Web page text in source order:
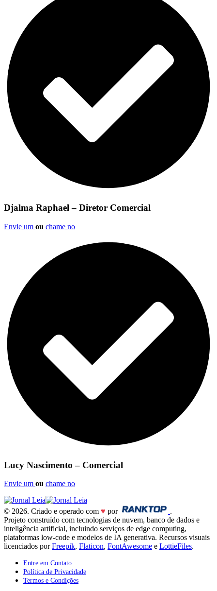
Djalma Raphael – Diretor Comercial
Envie um ou chame no
Lucy Nascimento – Comercial
Envie um ou chame no
© 2026. Criado e operado com ♥ por
.
Projeto construído com tecnologias de nuvem, banco de dados e
inteligência artificial, incluindo serviços de edge computing,
plataformas low-code e modelos de IA generativa. Recursos visuais
licenciados porFreepik, Flaticon, FontAwesome e LottieFiles.
Entre em Contato
Política de Privacidade
Termos e Condições